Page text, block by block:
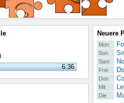
6:36
Neuere
Mon
Son
Sam
Frei
Don
Mit
Die